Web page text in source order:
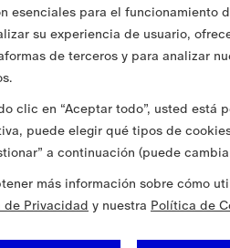
355,00 €
+24
355,00 €
esenciales para el funcionamiento
su experiencia de usuario,
de terceros y para analizar
clic en “Aceptar todo”, usted está
puede elegir qué tipos de
a continuación (puede
más información sobre cómo
de Privacidad y nuestra Política de